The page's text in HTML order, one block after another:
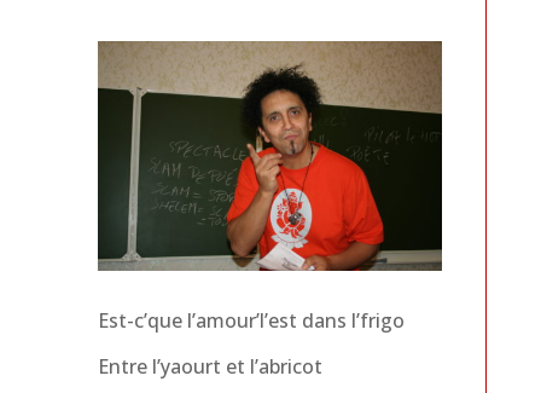
Est-c’que l’amour’l’est dans l’frigo
Entre l’yaourt et l’abricot